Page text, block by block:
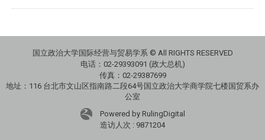
国立政治大学国际经营与贸易学系 © All RIGHTS RESERVED
电话： 02-29393091 (政大总机)
传真：02-29387699
地址： 116 台北市文山区指南路二段64号国立政治大学商学院七楼国贸系办
公室
Powered by RulingDigital
造访人次 : 9871204